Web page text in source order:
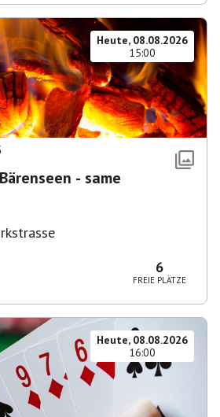
Heute, 08.08.2026
15:00
- same
6
FREIE PLÄTZE
Heute, 08.08.2026
16:00